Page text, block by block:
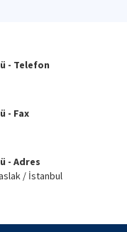
- Telefon
- Fax
- Adres
/ İstanbul